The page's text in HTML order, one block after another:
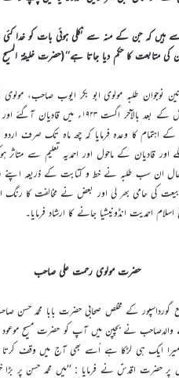
کہ جن کے منہ سے نکلی ہوئی بات کو خدا کئی
کی متابعت کا حکم دیا جاتا ہے‘‘(حضرت خلیفۃ المسیح
تین نوجوان طلبہ مولوی ابو بکر ایوب صاحب،
حاصل کرنے ہندوستان آئے۔ لکھنؤ اور لاہور
کے اہتمام کا وعدہ فرمایا کہ چھ ماہ تک صرف
اور قادیان کے ماحول اور احمدیہ تعلیم سے
ان سب طلبہ نے خط و کتابت کے ذریعہ اپنے
کی حامی بھر لی اور بعض نے مخالفت کا رنگ
احمدیت انڈونیشیا جانے کا ارشاد فرمایا۔
حضرت مولوی رحمت علی صاحب
نے بچپن میں آپ کو حضرت مسیح موعود
ایک ہی لڑکا ہے اُسے بھی آج میں وقف
پر حضرت اقدسؑ نے فرمایا : ’’میں محمد حسن